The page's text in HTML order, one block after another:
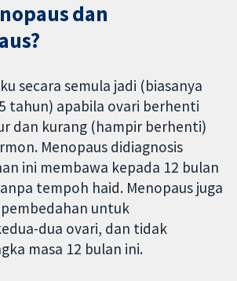
dan
secara semula jadi (biasanya
tahun) apabila ovari berhenti
dan kurang (hampir berhenti)
Menopaus didiagnosis
ini membawa kepada 12 bulan
tempoh haid. Menopaus juga
untuk
dua ovari, dan tidak
masa 12 bulan ini.